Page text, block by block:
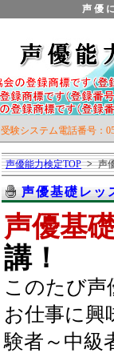
声優
受験システム電話番号
声優能力検定TOP > 声
声優基礎レッ
声優基
講！
このたび声
お仕事に興
験者～中級